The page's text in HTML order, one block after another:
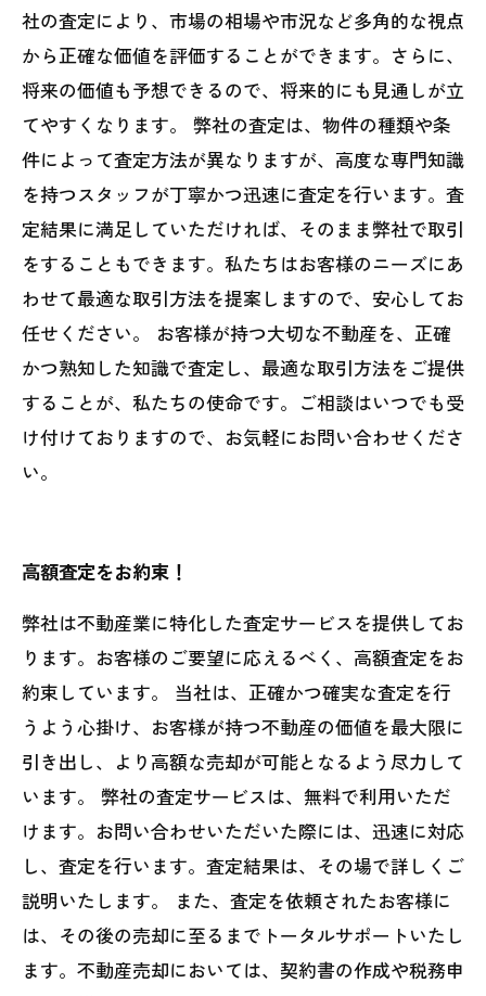
社の査定により、市場の相場や市況など多角的な視点
から正確な価値を評価することができます。さらに、
将来の価値も予想できるので、将来的にも見通しが立
てやすくなります。 弊社の査定は、物件の種類や条
件によって査定方法が異なりますが、高度な専門知識
を持つスタッフが丁寧かつ迅速に査定を行います。査
定結果に満足していただければ、そのまま弊社で取引
をすることもできます。私たちはお客様のニーズにあ
わせて最適な取引方法を提案しますので、安心してお
任せください。 お客様が持つ大切な不動産を、正確
かつ熟知した知識で査定し、最適な取引方法をご提供
することが、私たちの使命です。ご相談はいつでも受
け付けておりますので、お気軽にお問い合わせくださ
い。
高額査定をお約束！
弊社は不動産業に特化した査定サービスを提供してお
ります。お客様のご要望に応えるべく、高額査定をお
約束しています。 当社は、正確かつ確実な査定を行
うよう心掛け、お客様が持つ不動産の価値を最大限に
引き出し、より高額な売却が可能となるよう尽力して
います。 弊社の査定サービスは、無料で利用いただ
けます。お問い合わせいただいた際には、迅速に対応
し、査定を行います。査定結果は、その場で詳しくご
説明いたします。 また、査定を依頼されたお客様に
は、その後の売却に至るまでトータルサポートいたし
ます。不動産売却においては、契約書の作成や税務申